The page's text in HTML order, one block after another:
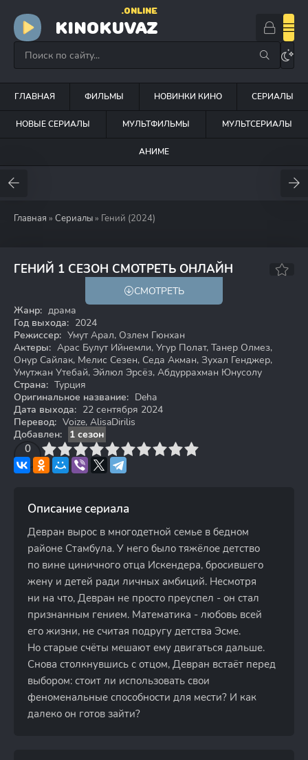
KINOKUVAZ
.ONLINE
ГЛАВНАЯ ФИЛЬМЫ НОВИНКИ КИНО СЕРИАЛЫ
НОВЫЕ СЕРИАЛЫ МУЛЬТФИЛЬМЫ МУЛЬТСЕРИАЛЫ
АНИМЕ
Главная » Сериалы » Гений (2024)
ГЕНИЙ 1 СЕЗОН СМОТРЕТЬ ОНЛАЙН
8.1 6.8
СМОТРЕТЬ
Жанр: драма
Год выхода: 2024
Режиссер: Умут Арал, Озлем Гюнхан
Актеры: Арас Булут Ийнемли, Угур Полат, Танер Олмез,
Онур Сайлак, Мелис Сезен, Седа Акман, Зухал Генджер,
Умутжан Утебай, Эйлюл Эрсёз, Абдуррахман Юнусолу
Страна: Турция
Оригинальное название: Deha
Дата выхода: 22 сентября 2024
Перевод: Voize, AlisaDirilis
Добавлен:
1 сезон
0
4 6 7 8 9 10
Описание сериала
Девран вырос в многодетной семье в бедном
районе Стамбула. У него было тяжёлое детство
по вине циничного отца Искендера, бросившего
жену и детей ради личных амбиций. Несмотря
ни на что, Девран не просто преуспел - он стал
признанным гением. Математика - любовь всей
его жизни, не считая подругу детства Эсме.
Но старые счёты мешают ему двигаться дальше.
Снова столкнувшись с отцом, Девран встаёт перед
выбором: стоит ли использовать свои
феноменальные способности для мести? И как
далеко он готов зайти?